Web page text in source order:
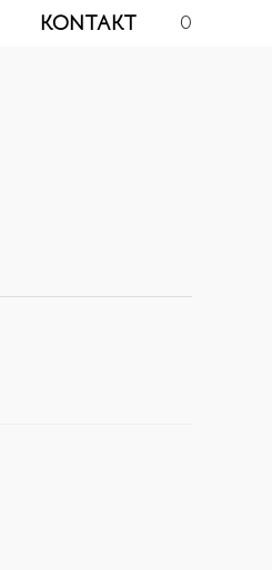
KONTAKT 0